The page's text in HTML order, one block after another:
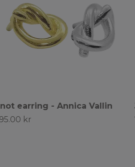
earring - Annica Vallin
kr